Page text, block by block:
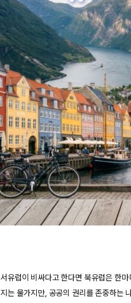
서유럽이 비싸다고 한다면 북유럽은 한
지는 물가지만, 공공의 권리를 존중하는